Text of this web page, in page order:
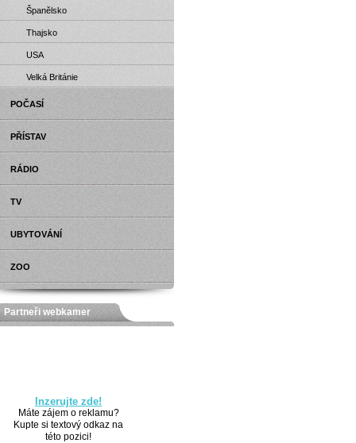
Španělsko
Thajsko
USA
Velká Británie
POČASÍ
PŘÍSTAV
RÁDIO
TV
UBYTOVÁNÍ
ZOO
Partneři webkamer
Inzerujte zde!
Máte zájem o reklamu?
Kupte si textový odkaz na
této pozici!